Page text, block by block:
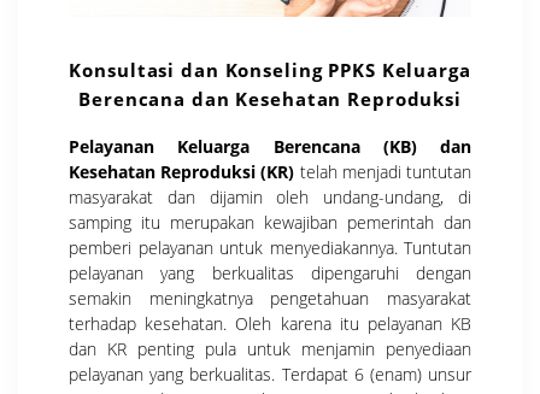
Konsultasi dan Konseling PPKS Keluarga
Berencana dan Kesehatan Reproduksi
Pelayanan Keluarga Berencana (KB) dan
Kesehatan Reproduksi (KR) telah menjadi tuntutan
masyarakat dan dijamin oleh undang-undang, di
samping itu merupakan kewajiban pemerintah dan
pemberi pelayanan untuk menyediakannya. Tuntutan
pelayanan yang berkualitas dipengaruhi dengan
semakin meningkatnya pengetahuan masyarakat
terhadap kesehatan. Oleh karena itu pelayanan KB
dan KR penting pula untuk menjamin penyediaan
pelayanan yang berkualitas. Terdapat 6 (enam) unsur